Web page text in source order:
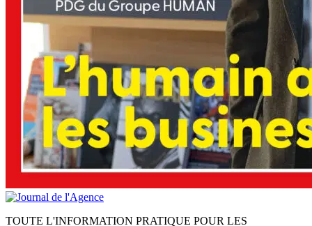
TOUTE L'INFORMATION PRATIQUE POUR LES